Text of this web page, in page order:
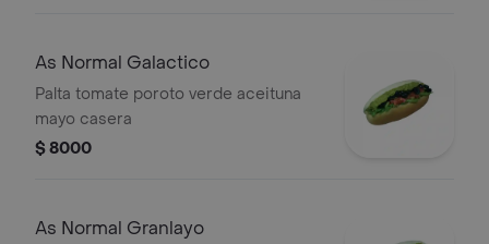
As Normal Galactico
Palta tomate poroto verde aceituna
mayo casera
$ 8000
As Normal Granlayo